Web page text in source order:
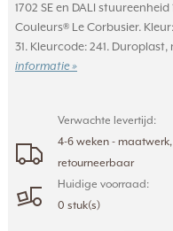
1702 SE en DALI stuureenheid
Couleurs® Le Corbusier.
31. Kleurcode: 241.
informatie »
Verwachte levertijd:
4-6 weken -
retourneerbaar
Huidige voorraad:
0 stuk(s)